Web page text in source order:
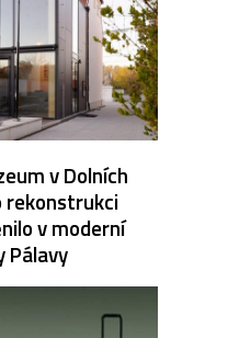
v Dolních
rekonstrukci
v moderní
Pálavy